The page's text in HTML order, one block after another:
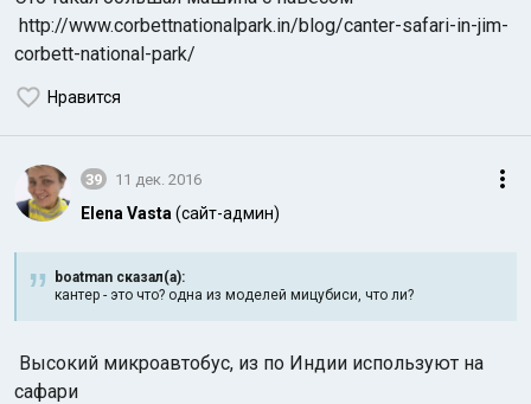
http://www.corbettnationalpark.in/blog/canter-safari-in-jim-
corbett-national-park/
Нравится
39 11 дек. 2016
Elena Vasta (сайт-админ)
boatman сказал(а):
кантер - это что? одна из моделей мицубиси, что ли?
Высокий микроавтобус, из по Индии используют на
сафари